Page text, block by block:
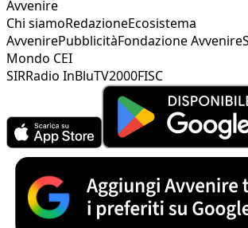
Avvenire
Chi siamoRedazioneEcosistema
AvvenirePubblicitàFondazione Avvenire
Mondo CEI
SIRRadio InBluTV2000FISC